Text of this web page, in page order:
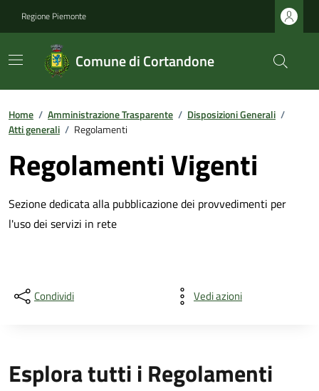
Regione Piemonte
Comune di Cortandone
Home / Amministrazione Trasparente / Disposizioni Generali /
Atti generali / Regolamenti
Regolamenti Vigenti
Sezione dedicata alla pubblicazione dei provvedimenti per
l'uso dei servizi in rete
Condividi Vedi azioni
Esplora tutti i Regolamenti